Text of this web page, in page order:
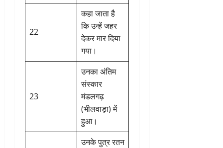
22
कहा जाता है
कि उन्हें जहर
देकर मार दिया
गया।
23
उनका अंतिम
संस्कार
मंडलगढ़
(भीलवाड़ा) में
हुआ।
उनके पुत्र रतन